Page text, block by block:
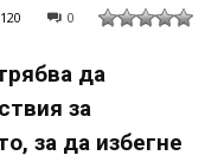
0
120
да
за
за да избегне